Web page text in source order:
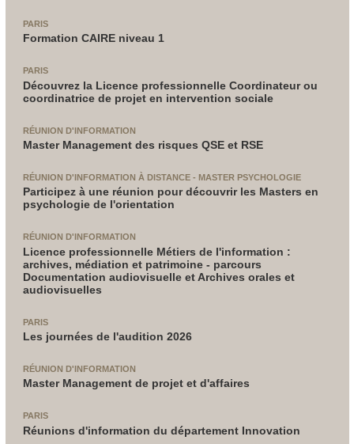
PARIS
Formation CAIRE niveau 1
PARIS
Découvrez la Licence professionnelle Coordinateur ou
coordinatrice de projet en intervention sociale
RÉUNION D'INFORMATION
Master Management des risques QSE et RSE
RÉUNION D'INFORMATION À DISTANCE - MASTER PSYCHOLOGIE
Participez à une réunion pour découvrir les Masters en
psychologie de l'orientation
RÉUNION D'INFORMATION
Licence professionnelle Métiers de l'information :
archives, médiation et patrimoine - parcours
Documentation audiovisuelle et Archives orales et
audiovisuelles
PARIS
Les journées de l'audition 2026
RÉUNION D'INFORMATION
Master Management de projet et d'affaires
PARIS
Réunions d'information du département Innovation